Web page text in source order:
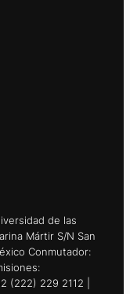
de las
Mártir S/N San
Conmutador:
(222) 229 2112 |